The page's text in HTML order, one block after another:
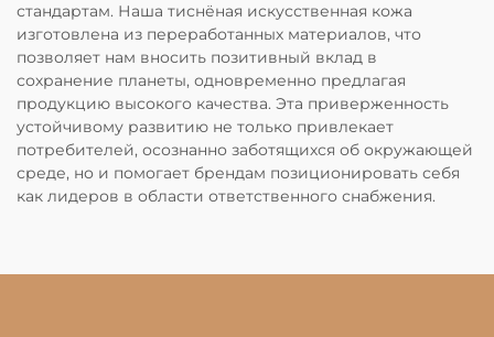
стандартам. Наша тиснёная искусственная кожа
изготовлена из переработанных материалов, что
позволяет нам вносить позитивный вклад в
сохранение планеты, одновременно предлагая
продукцию высокого качества. Эта приверженность
устойчивому развитию не только привлекает
потребителей, осознанно заботящихся об окружающей
среде, но и помогает брендам позиционировать себя
как лидеров в области ответственного снабжения.